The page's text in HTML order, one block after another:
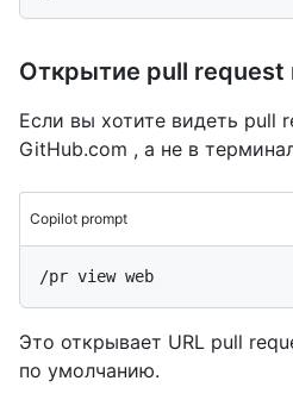
Открытие pull request
Если вы хотите видеть pull
GitHub.com , а не в
Copilot prompt
Это открывает URL pull
по умолчанию.